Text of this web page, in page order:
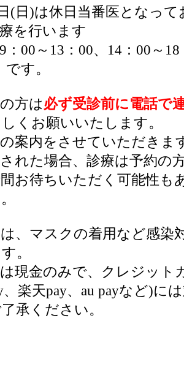
(日)は休日当番医となっ
を行います
00～13：00、14：00～
す。
方は必ず受診前に電話で
くお願いいたします。
案内をさせていただきま
れた場合、診療は予約の
お待ちいただく可能性も
、マスクの着用など感染
。
現金のみで、クレジット
、楽天pay、au payなど)に
承ください。